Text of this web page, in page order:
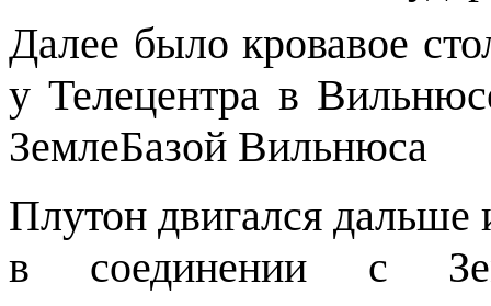
Далее было кровавое
у Телецентра в
ЗемлеБазой Вильнюса
Плутон двигался
в соединении с